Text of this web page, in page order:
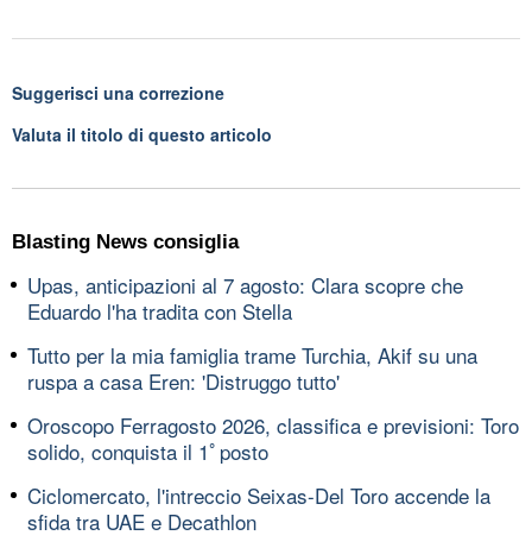
Suggerisci una correzione
Valuta il titolo di questo articolo
Blasting News consiglia
Upas, anticipazioni al 7 agosto: Clara scopre che
Eduardo l'ha tradita con Stella
Tutto per la mia famiglia trame Turchia, Akif su una
ruspa a casa Eren: 'Distruggo tutto'
Oroscopo Ferragosto 2026, classifica e previsioni: Toro
solido, conquista il 1ﾟposto
Ciclomercato, l'intreccio Seixas-Del Toro accende la
sfida tra UAE e Decathlon